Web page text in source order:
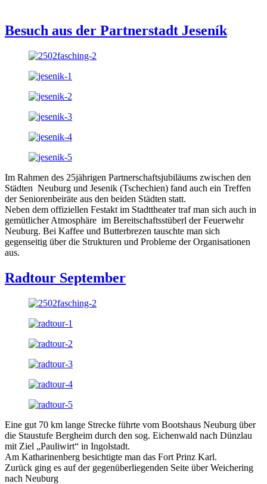
Besuch aus der Partnerstadt Jeseník
Im Rahmen des 25jährigen Partnerschaftsjubiläums zwischen den
Städten Neuburg und Jesenik (Tschechien) fand auch ein Treffen
der Seniorenbeiräte aus den beiden Städten statt.
Neben dem offiziellen Festakt im Stadttheater traf man sich auch in
gemütlicher Atmosphäre im Bereitschaftsstüberl der Feuerwehr
Neuburg. Bei Kaffee und Butterbrezen tauschte man sich
gegenseitig über die Strukturen und Probleme der Organisationen
aus.
Radtour September
Eine gut 70 km lange Strecke führte vom Bootshaus Neuburg über
die Staustufe Bergheim durch den sog. Eichenwald nach Dünzlau
mit Ziel „Pauliwirt“ in Ingolstadt.
Am Katharinenberg besichtigte man das Fort Prinz Karl.
Zurück ging es auf der gegenüberliegenden Seite über Weichering
nach Neuburg